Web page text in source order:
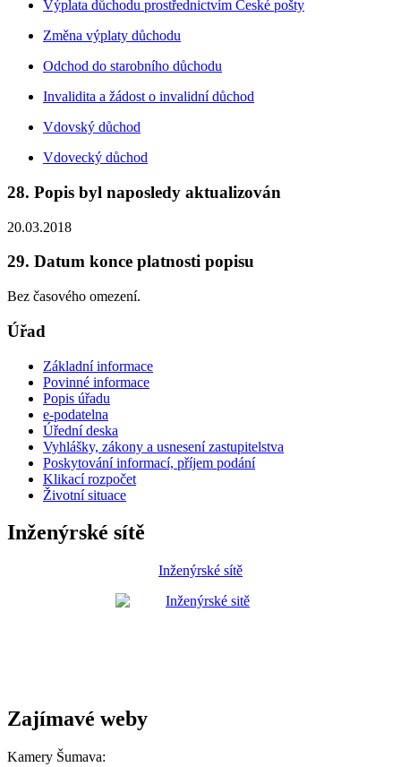
Výplata důchodu prostřednictvím České pošty
Změna výplaty důchodu
Odchod do starobního důchodu
Invalidita a žádost o invalidní důchod
Vdovský důchod
Vdovecký důchod
28. Popis byl naposledy aktualizován
20.03.2018
29. Datum konce platnosti popisu
Bez časového omezení.
Úřad
Základní informace
Povinné informace
Popis úřadu
e-podatelna
Úřední deska
Vyhlášky, zákony a usnesení zastupitelstva
Poskytování informací, příjem podání
Klikací rozpočet
Životní situace
Inženýrské sítě
Inženýrské sítě
Zajímavé weby
Kamery Šumava: